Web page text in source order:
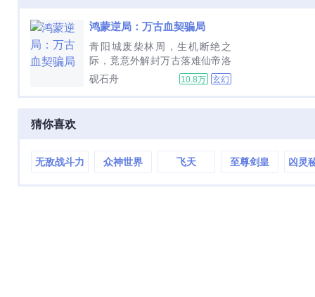
鸿蒙逆局：万古血契骗局
青阳城废柴林周，生机断绝之
际，竟意外解封万古落难仙帝洛
清鸢！共生血契绑定命运，他以
砚石舟 10.8万 玄幻
猜你喜欢
无敌战斗力
众神世界 飞天 至尊剑皇 凶灵